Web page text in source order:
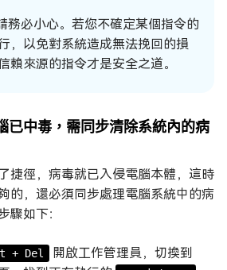
務必小心。若您不確定某個指令的
，以免對系統造成無法挽回的損
賴來源的指令才是安全之道。
已中毒，需同步清除系統內的病
捷徑，病毒就已入侵電腦本體，這時
的，還必須同步處理電腦系統中的病
驟如下：
+ Del
開啟工作管理員，切換到